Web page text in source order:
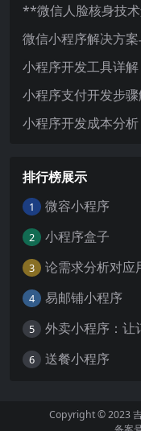
**微信人脸核身技
微信小程序解决方
小程序开发工具详
小程序支付开发步
小程序开发成本分
排行榜展示
1 微容小程序
2 小程序盒子
3 论需求分析对应
4 易邮铺小程序
5 外卖小程序：让
6 送餐小程序
Copyright © 2023